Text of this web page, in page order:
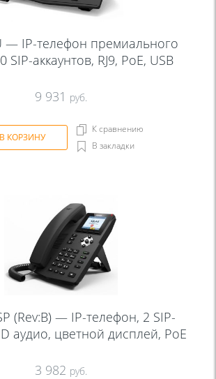
— IP-телефон премиального
SIP-аккаунтов, RJ9, PoE, USB
9 931 руб.
В КОРЗИНУ
К сравнению
В закладки
(Rev:B) — IP-телефон, 2 SIP-
аудио, цветной дисплей, PoE
3 982 руб.